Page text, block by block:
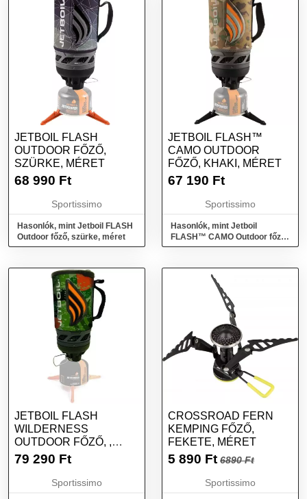
JETBOIL FLASH
OUTDOOR FŐZŐ,
SZÜRKE, MÉRET
68 990 Ft
Sportissimo
Hasonlók, mint Jetboil FLASH
Outdoor főző, szürke, méret
JETBOIL FLASH™
CAMO OUTDOOR
FŐZŐ, KHAKI, MÉRET
67 190 Ft
Sportissimo
Hasonlók, mint Jetboil
FLASH™ CAMO Outdoor főző,
khaki, méret
JETBOIL FLASH
WILDERNESS
OUTDOOR FŐZŐ, ,
MÉRET
79 290 Ft
Sportissimo
CROSSROAD FERN
KEMPING FŐZŐ,
FEKETE, MÉRET
5 890 Ft 6890 Ft
Sportissimo